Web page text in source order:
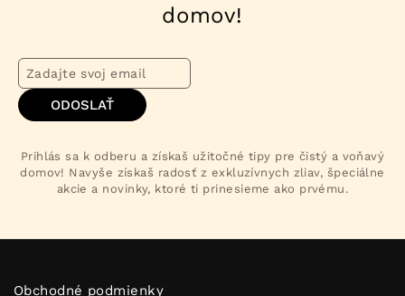
domov!
ODOSLAŤ
Prihlás sa k odberu a získaš užitočné tipy pre čistý a voňavý
domov! Navyše získaš radosť z exkluzívnych zliav, špeciálne
akcie a novinky, ktoré ti prinesieme ako prvému.
Obchodné podmienky